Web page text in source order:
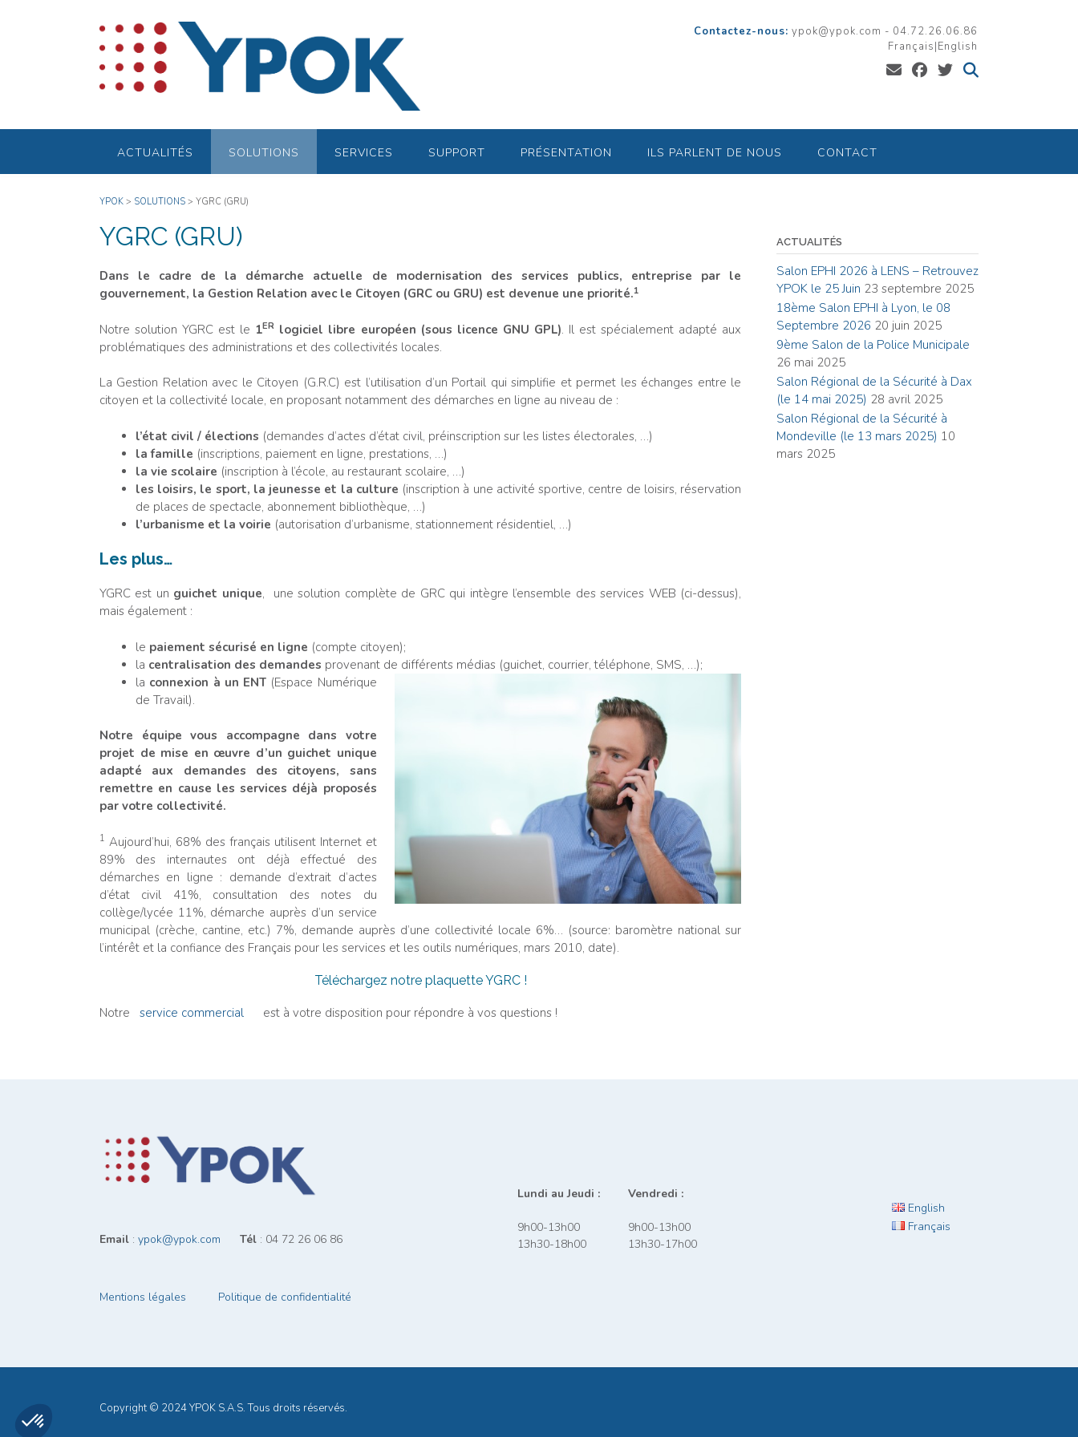
Contactez-nous: ypok@ypok.com - 04.72.26.06.86
Français|English
ACTUALITÉS SOLUTIONS SERVICES SUPPORT PRÉSENTATION ILS PARLENT DE NOUS CONTACT
YPOK > SOLUTIONS > YGRC (GRU)
YGRC (GRU)
Dans le cadre de la démarche actuelle de modernisation des services publics, entreprise par le
gouvernement, la Gestion Relation avec le Citoyen (GRC ou GRU) est devenue une priorité.1
Notre solution YGRC est le 1ER logiciel libre européen (sous licence GNU GPL). Il est spécialement adapté aux
problématiques des administrations et des collectivités locales.
La Gestion Relation avec le Citoyen (G.R.C) est l’utilisation d’un Portail qui simplifie et permet les échanges entre le
citoyen et la collectivité locale, en proposant notamment des démarches en ligne au niveau de :
l’état civil / élections (demandes d’actes d’état civil, préinscription sur les listes électorales, …)
la famille (inscriptions, paiement en ligne, prestations, …)
la vie scolaire (inscription à l’école, au restaurant scolaire, …)
les loisirs, le sport, la jeunesse et la culture (inscription à une activité sportive, centre de loisirs, réservation
de places de spectacle, abonnement bibliothèque, …)
l’urbanisme et la voirie (autorisation d’urbanisme, stationnement résidentiel, …)
Les plus…
YGRC est un guichet unique, une solution complète de GRC qui intègre l’ensemble des services WEB (ci-dessus),
mais également :
le paiement sécurisé en ligne (compte citoyen);
la centralisation des demandes provenant de différents médias (guichet, courrier, téléphone, SMS, …);
la connexion à un ENT (Espace Numérique
de Travail).
Notre équipe vous accompagne dans votre
projet de mise en œuvre d’un guichet unique
adapté aux demandes des citoyens, sans
remettre en cause les services déjà proposés
par votre collectivité.
1 Aujourd’hui, 68% des français utilisent Internet et
89% des internautes ont déjà effectué des
démarches en ligne : demande d’extrait d’actes
d’état civil 41%, consultation des notes du
collège/lycée 11%, démarche auprès d’un service
municipal (crèche, cantine, etc.) 7%, demande auprès d’une collectivité locale 6%… (source: baromètre national sur
l’intérêt et la confiance des Français pour les services et les outils numériques, mars 2010, date).
Téléchargez notre plaquette YGRC !
Notre service commercial est à votre disposition pour répondre à vos questions !
ACTUALITÉS
Salon EPHI 2026 à LENS – Retrouvez
YPOK le 25 Juin 23 septembre 2025
18ème Salon EPHI à Lyon, le 08
Septembre 2026 20 juin 2025
9ème Salon de la Police Municipale
26 mai 2025
Salon Régional de la Sécurité à Dax
(le 14 mai 2025) 28 avril 2025
Salon Régional de la Sécurité à
Mondeville (le 13 mars 2025) 10
mars 2025
Email : ypok@ypok.com Tél : 04 72 26 06 86
Mentions légales Politique de confidentialité
Lundi au Jeudi :
9h00-13h00
13h30-18h00
Vendredi :
9h00-13h00
13h30-17h00
English
Français
Notre plateforme vous permet d'adapter et de gérer vos paramètres de confidentialité, en garantissant la conformité avec les réglementations. Personnalisez vos préférences pour contrôler la manière